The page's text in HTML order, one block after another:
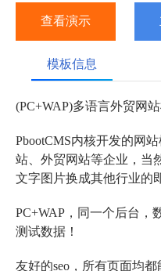
查看演示
模板信息
(PC+WAP)多语言外贸网
PbootCMS内核开发的网
站、外贸网站等企业，当
文字图片换成其他行业的
PC+WAP，同一个后台，
测试数据！
友好的seo，所有页面均